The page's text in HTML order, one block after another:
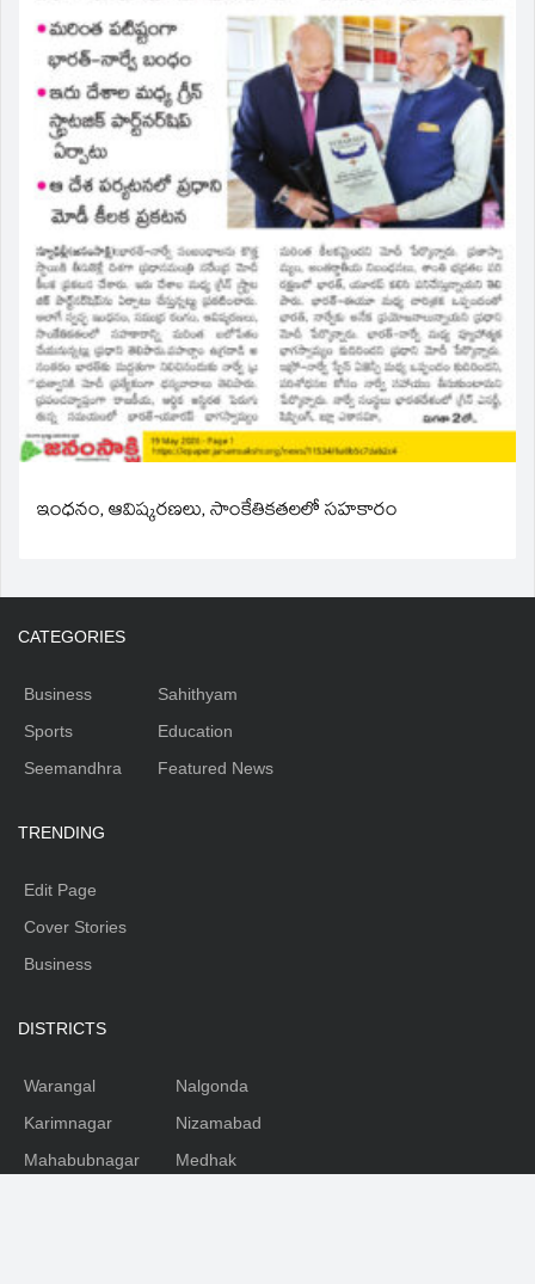
ఇంధనం, ఆవిష్కరణలు, సాంకేతికతలలో సహకారం
CATEGORIES
Business
Sports
Seemandhra
Sahithyam
Education
Featured News
TRENDING
Edit Page
Cover Stories
Business
DISTRICTS
Warangal
Karimnagar
Mahabubnagar
Nalgonda
Nizamabad
Medhak